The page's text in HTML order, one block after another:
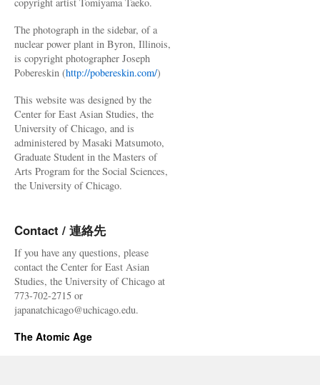
The photograph in the sidebar, of a
nuclear power plant in Byron, Illinois,
is copyright photographer Joseph
Pobereskin (http://pobereskin.com/)
This website was designed by the
Center for East Asian Studies, the
University of Chicago, and is
administered by Masaki Matsumoto,
Graduate Student in the Masters of
Arts Program for the Social Sciences,
the University of Chicago.
Contact / 連絡先
If you have any questions, please
contact the Center for East Asian
Studies, the University of Chicago at
773-702-2715 or
japanatchicago@uchicago.edu.
The Atomic Age